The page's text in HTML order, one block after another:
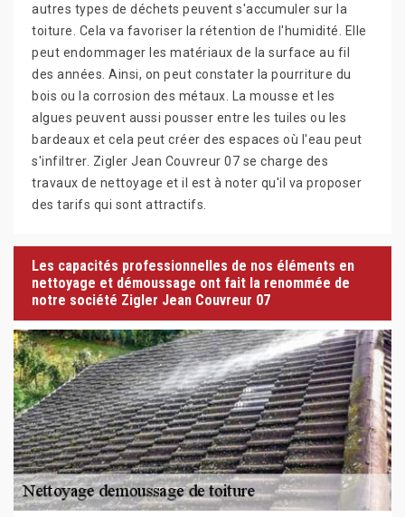
autres types de déchets peuvent s'accumuler sur la
toiture. Cela va favoriser la rétention de l'humidité. Elle
peut endommager les matériaux de la surface au fil
des années. Ainsi, on peut constater la pourriture du
bois ou la corrosion des métaux. La mousse et les
algues peuvent aussi pousser entre les tuiles ou les
bardeaux et cela peut créer des espaces où l'eau peut
s'infiltrer. Zigler Jean Couvreur 07 se charge des
travaux de nettoyage et il est à noter qu'il va proposer
des tarifs qui sont attractifs.
Les capacités professionnelles de nos éléments en
nettoyage et démoussage ont fait la renommée de
notre société Zigler Jean Couvreur 07